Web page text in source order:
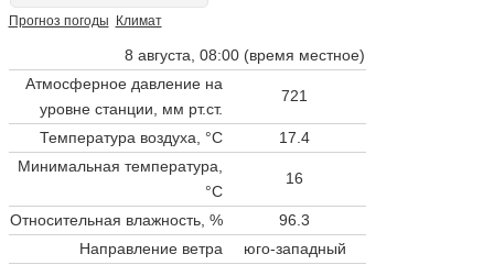
Прогноз погоды Климат
8 августа, 08:00 (время местное)
Атмосферное давление на
уровне станции, мм рт.ст.
721
Температура воздуха, °C
17.4
Минимальная температура,
°C
16
Относительная влажность, %
96.3
Направление ветра
юго-западный